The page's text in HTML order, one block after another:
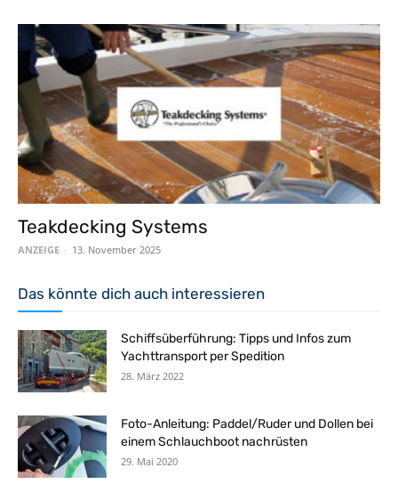
Teakdecking Systems
ANZEIGE - 13. November 2025
Das könnte dich auch interessieren
Schiffsüberführung: Tipps und Infos zum
Yachttransport per Spedition
28. März 2022
Foto-Anleitung: Paddel/Ruder und Dollen bei
einem Schlauchboot nachrüsten
29. Mai 2020